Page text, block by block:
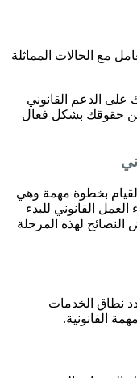
مع الحالات المماثلة
الدعم القانوني
حقوقك بشكل فعال
بخطوة مهمة وهي
القانوني للبدء
لهذه المرحلة
نطاق الخدمات
القانونية.